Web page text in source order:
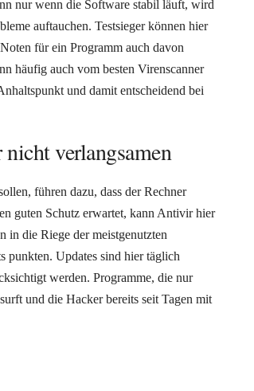
nur wenn die Software stabil läuft, wird
auftauchen. Testsieger können hier
für ein Programm auch davon
häufig auch vom besten Virenscanner
und damit entscheidend bei
verlangsamen
führen dazu, dass der Rechner
guten Schutz erwartet, kann Antivir hier
in die Riege der meistgenutzten
punkten. Updates sind hier täglich
werden. Programme, die nur
und die Hacker bereits seit Tagen mit